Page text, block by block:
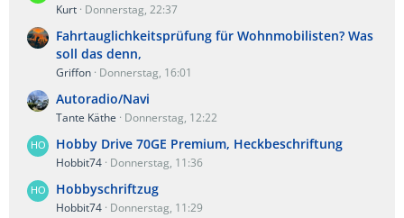
Kurt Donnerstag, 22:37
Fahrtauglichkeitsprüfung für Wohnmobilisten? Was
soll das denn,
Griffon Donnerstag, 16:01
Autoradio/Navi
Tante Käthe Donnerstag, 12:22
Hobby Drive 70GE Premium, Heckbeschriftung
Hobbit74 Donnerstag, 11:36
Hobbyschriftzug
Hobbit74 Donnerstag, 11:29